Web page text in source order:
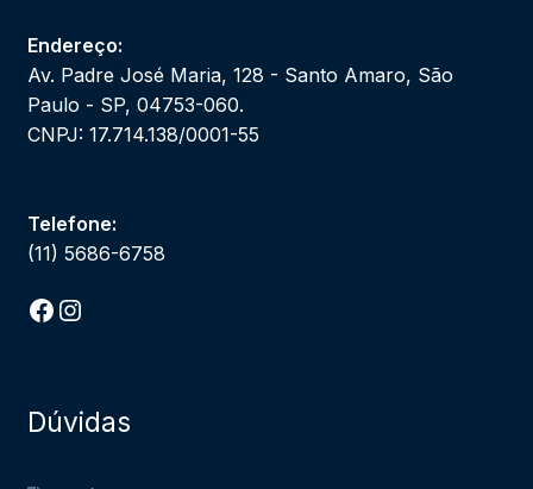
Endereço:
Av. Padre José Maria, 128 - Santo Amaro, São
Paulo - SP, 04753-060.
CNPJ: 17.714.138/0001-55
Telefone:
(11) 5686-6758
Facebook
Instagram
Dúvidas